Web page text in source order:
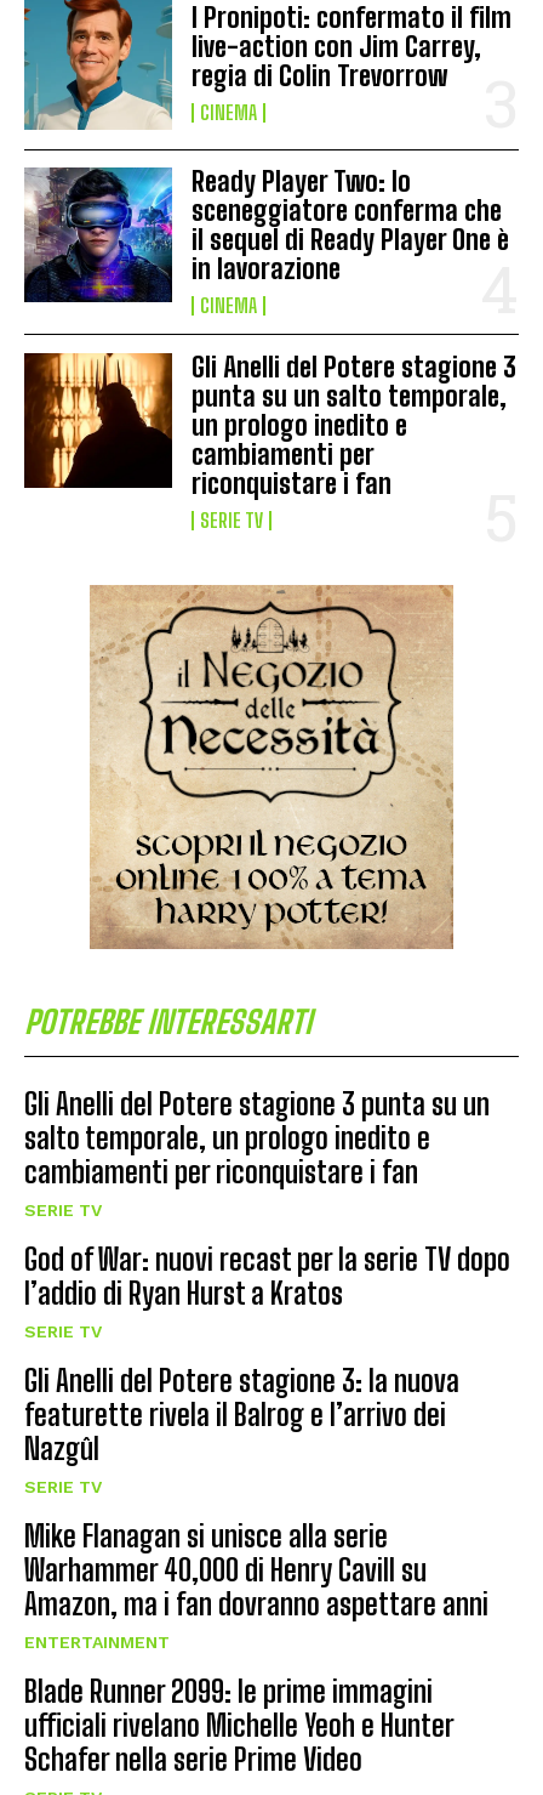
I Pronipoti: confermato il film
live-action con Jim Carrey,
regia di Colin Trevorrow
CINEMA
Ready Player Two: lo
sceneggiatore conferma che
il sequel di Ready Player One è
in lavorazione
CINEMA
Gli Anelli del Potere stagione 3
punta su un salto temporale,
un prologo inedito e
cambiamenti per
riconquistare i fan
SERIE TV
POTREBBE INTERESSARTI
Gli Anelli del Potere stagione 3 punta su un
salto temporale, un prologo inedito e
cambiamenti per riconquistare i fan
SERIE TV
God of War: nuovi recast per la serie TV dopo
l’addio di Ryan Hurst a Kratos
SERIE TV
Gli Anelli del Potere stagione 3: la nuova
featurette rivela il Balrog e l’arrivo dei
Nazgûl
SERIE TV
Mike Flanagan si unisce alla serie
Warhammer 40,000 di Henry Cavill su
Amazon, ma i fan dovranno aspettare anni
ENTERTAINMENT
Blade Runner 2099: le prime immagini
ufficiali rivelano Michelle Yeoh e Hunter
Schafer nella serie Prime Video